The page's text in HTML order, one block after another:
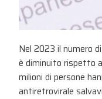
Nel 2023 il numero
è diminuito rispetto
milioni di persone
antiretrovirale